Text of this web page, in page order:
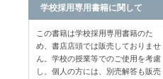
学校採用専用書籍に関して
この書籍は学校採用専用書籍のた
め、書店店頭では販売しておりませ
ん。学校の授業等でのご使用を考慮
し、個人の方には、別売解答も販売